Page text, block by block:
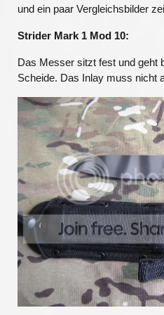
und ein paar Vergleichsbilder
Strider Mark 1 Mod 10:
Das Messer sitzt fest und geht
Scheide. Das Inlay muss nicht